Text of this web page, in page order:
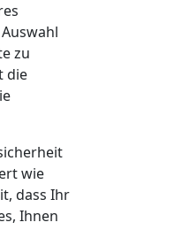
zu
die
wie
dass Ihr
Ihnen